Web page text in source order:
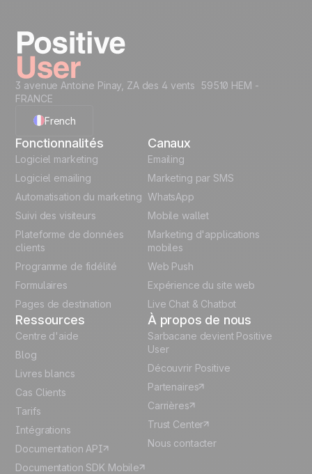
Commencez maintenant
3 avenue Antoine Pinay, ZA des 4 vents 59510 HEM -
FRANCE
French
English
German
Italian
Fonctionnalités
Logiciel marketing
Logiciel emailing
Automatisation du marketing
Suivi des visiteurs
Plateforme de données
clients
Programme de fidélité
Formulaires
Pages de destination
Canaux
Emailing
Marketing par SMS
WhatsApp
Mobile wallet
Marketing d'applications
mobiles
Web Push
Expérience du site web
Live Chat & Chatbot
Ressources
Centre d'aide
Blog
Livres blancs
Cas Clients
Tarifs
Intégrations
Documentation API
Documentation SDK Mobile
À propos de nous
Sarbacane devient Positive
User
Découvrir Positive
Partenaires
Carrières
Trust Center
Nous contacter